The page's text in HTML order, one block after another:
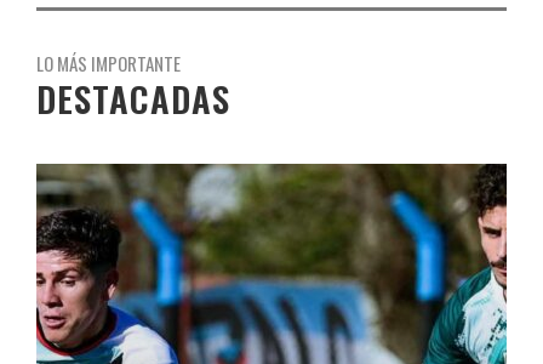
LO MÁS IMPORTANTE
DESTACADAS